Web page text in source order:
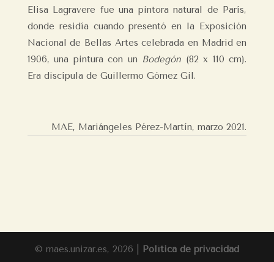
Elisa Lagravere fue una pintora natural de París,
donde residía cuando presentó en la Exposición
Nacional de Bellas Artes celebrada en Madrid en
1906, una pintura con un Bodegón (82 x 110 cm).
Era discípula de Guillermo Gómez Gil.
MAE, Mariángeles Pérez-Martín,marzo 2021.
© maes.unizar.es, 2026 | Política de privacidad